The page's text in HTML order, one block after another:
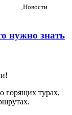
Новости
нужно знать
горящих турах,